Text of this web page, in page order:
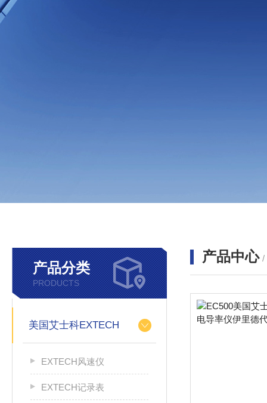
产品分类
PRODUCTS
美国艾士科EXTECH
EXTECH风速仪
EXTECH记录表
产品中心 /